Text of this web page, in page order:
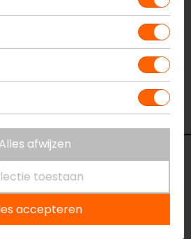
Accukabel en Y-kabel
Alles afwijzen
toestaan
accepteren